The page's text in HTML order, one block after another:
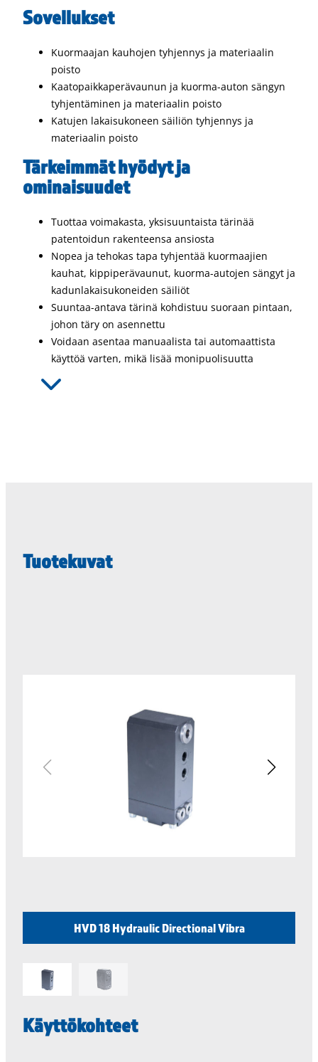
Sovellukset
Kuormaajan kauhojen tyhjennys ja materiaalin
poisto
Kaatopaikkaperävaunun ja kuorma-auton sängyn
tyhjentäminen ja materiaalin poisto
Katujen lakaisukoneen säiliön tyhjennys ja
materiaalin poisto
Tärkeimmät hyödyt ja
ominaisuudet
Tuottaa voimakasta, yksisuuntaista tärinää
patentoidun rakenteensa ansiosta
Nopea ja tehokas tapa tyhjentää kuormaajien
kauhat, kippiperävaunut, kuorma-autojen sängyt ja
kadunlakaisukoneiden säiliöt
Suuntaa-antava tärinä kohdistuu suoraan pintaan,
johon täry on asennettu
Voidaan asentaa manuaalista tai automaattista
käyttöä varten, mikä lisää monipuolisuutta
Tuotekuvat
HVD 18 Hydraulic Directional Vibra
Käyttökohteet